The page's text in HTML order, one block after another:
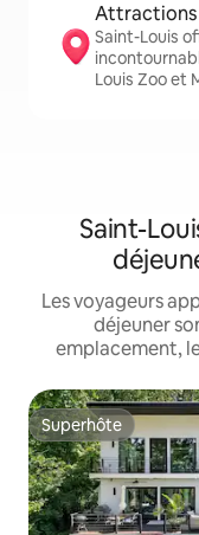
Attractions
Saint-Louis
Louis Zoo et
Saint-
Les voyageurs
déjeuner
emplacement,
Superhôte
Superhôte